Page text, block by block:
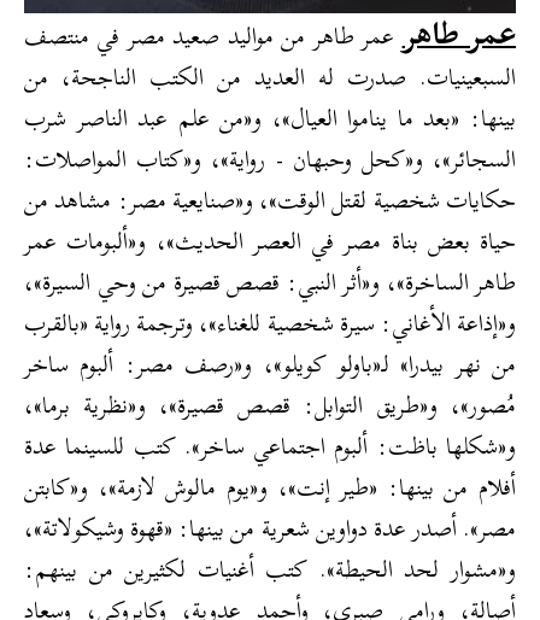
عمر طاهرعمر طاهر من مواليد صعيد مصر في منتصف
السبعينيات. صدرت له العديد من الكتب الناجحة، من
بينها: «بعد ما يناموا العيال»، و«من علم عبد الناصر شرب
السجائر»، و«كحل وحبهان - رواية»، و«كتاب المواصلات:
حكايات شخصية لقتل الوقت»، و«صنايعية مصر: مشاهد من
حياة بعض بناة مصر في العصر الحديث»، و«ألبومات عمر
طاهر الساخرة»، و«أثر النبي: قصص قصيرة من وحي السيرة»،
و«إذاعة الأغاني: سيرة شخصية للغناء»، وترجمة رواية «بالقرب
من نهر بيدرا» لـ«باولو كويلو»، و«رصف مصر: ألبوم ساخر
مُصور»، و«طريق التوابل: قصص قصيرة»، و«نظرية برما»،
و«شكلها باظت: ألبوم اجتماعي ساخر». كتب للسينما عدة
أفلام من بينها: «طير إنت»، و«يوم مالوش لازمة»، و«كابتن
مصر». أصدر عدة دواوين شعرية من بينها: «قهوة وشيكولاتة»،
و«مشوار لحد الحيطة». كتب أغنيات لكثيرين من بينهم:
أصالة، ورامي صبري، وأحمد عدوية، وكايروكي، وسعاد